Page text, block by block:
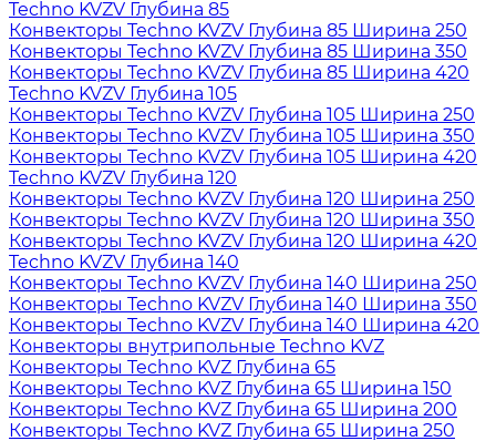
Techno KVZV Глубина 85
Конвекторы Techno KVZV Глубина 85 Ширина 250
Конвекторы Techno KVZV Глубина 85 Ширина 350
Конвекторы Techno KVZV Глубина 85 Ширина 420
Techno KVZV Глубина 105
Конвекторы Techno KVZV Глубина 105 Ширина 250
Конвекторы Techno KVZV Глубина 105 Ширина 350
Конвекторы Techno KVZV Глубина 105 Ширина 420
Techno KVZV Глубина 120
Конвекторы Techno KVZV Глубина 120 Ширина 250
Конвекторы Techno KVZV Глубина 120 Ширина 350
Конвекторы Techno KVZV Глубина 120 Ширина 420
Techno KVZV Глубина 140
Конвекторы Techno KVZV Глубина 140 Ширина 250
Конвекторы Techno KVZV Глубина 140 Ширина 350
Конвекторы Techno KVZV Глубина 140 Ширина 420
Конвекторы внутрипольные Techno KVZ
Конвекторы Techno KVZ Глубина 65
Конвекторы Techno KVZ Глубина 65 Ширина 150
Конвекторы Techno KVZ Глубина 65 Ширина 200
Конвекторы Techno KVZ Глубина 65 Ширина 250